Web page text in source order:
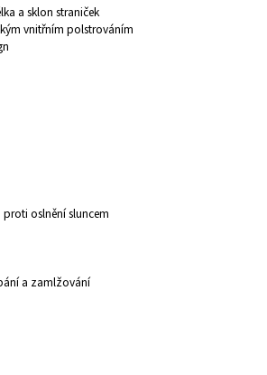
a sklon straniček
vnitřním polstrováním
oslnění sluncem
a zamlžování